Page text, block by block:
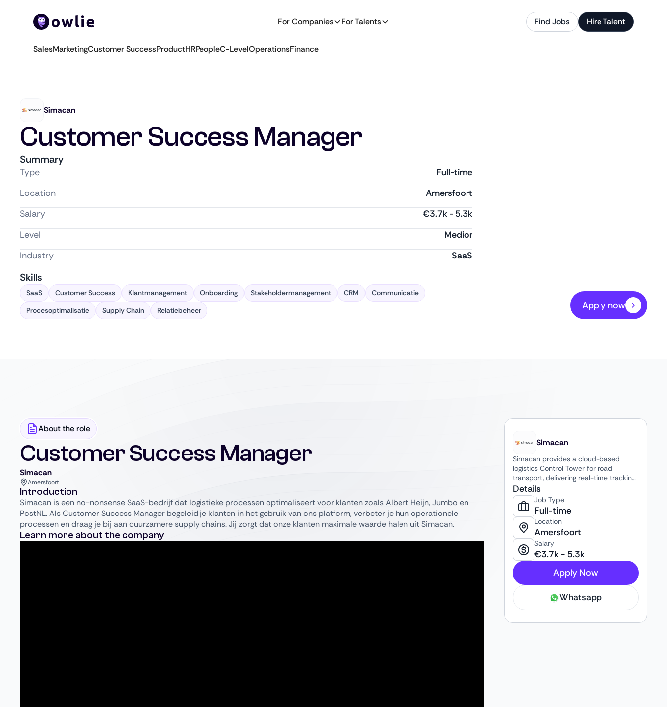
For Companies For Talents Find Jobs Hire Talent
SalesMarketingCustomer SuccessProductHRPeopleC-LevelOperationsFinance
Simacan
Customer Success Manager
Summary
Type
Full-time
Location
Amersfoort
Salary
€3.7k - 5.3k
Level
Medior
Industry
SaaS
Skills
SaaS Customer Success Klantmanagement Onboarding Stakeholdermanagement CRM
Communicatie
Procesoptimalisatie
Supply Chain Relatiebeheer Apply now
About the role
Customer Success Manager
Simacan
Amersfoort
Introduction
Simacan is een no-nonsense SaaS-bedrijf dat logistieke processen optimaliseert voor klanten zoals Albert Heijn, Jumbo en
PostNL. Als Customer Success Manager begeleid je klanten in het gebruik van ons platform, verbeter je hun operationele
processen en draag je bij aan duurzamere supply chains. Jij zorgt dat onze klanten maximale waarde halen uit Simacan.
Learn more about the company
Simacan
Simacan provides a cloud-based
logistics Control Tower for road
transport, delivering real-time tracking,
dynamic route optimization, and
seamless collaboration. Their platform
serves retail, B2C, and construction
logistics, handling millions of deliveries
annually with efficiency and precision.
Details
Job Type
Full-time
Location
Amersfoort
Salary
€3.7k - 5.3k
Apply Now
Whatsapp